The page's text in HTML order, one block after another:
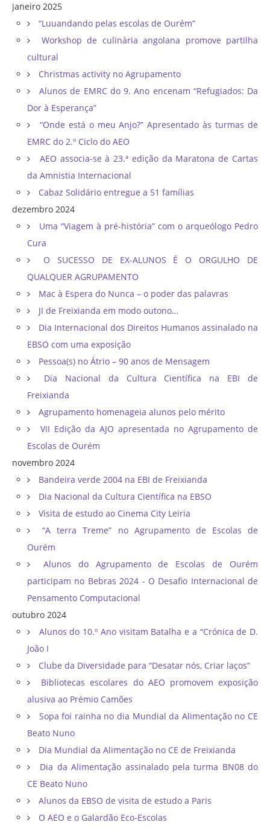
janeiro 2025
“Luuandando pelas escolas de Ourém”
Workshop de culinária angolana promove partilha
cultural
Christmas activity no Agrupamento
Alunos de EMRC do 9. Ano encenam “Refugiados: Da
Dor à Esperança”
“Onde está o meu Anjo?” Apresentado às turmas de
EMRC do 2.º Ciclo do AEO
AEO associa-se à 23.ª edição da Maratona de Cartas
da Amnistia Internacional
Cabaz Solidário entregue a 51 famílias
dezembro 2024
Uma “Viagem à pré-história” com o arqueólogo Pedro
Cura
O SUCESSO DE EX-ALUNOS É O ORGULHO DE
QUALQUER AGRUPAMENTO
Mac à Espera do Nunca – o poder das palavras
JI de Freixianda em modo outono…
Dia Internacional dos Direitos Humanos assinalado na
EBSO com uma exposição
Pessoa(s) no Átrio – 90 anos de Mensagem
Dia Nacional da Cultura Científica na EBI de
Freixianda
Agrupamento homenageia alunos pelo mérito
VII Edição da AJO apresentada no Agrupamento de
Escolas de Ourém
novembro 2024
Bandeira verde 2004 na EBI de Freixianda
Dia Nacional da Cultura Científica na EBSO
Visita de estudo ao Cinema City Leiria
“A terra Treme” no Agrupamento de Escolas de
Ourém
Alunos do Agrupamento de Escolas de Ourém
participam no Bebras 2024 - O Desafio Internacional de
Pensamento Computacional
outubro 2024
Alunos do 10.º Ano visitam Batalha e a “Crónica de D.
João I
Clube da Diversidade para “Desatar nós, Criar laços”
Bibliotecas escolares do AEO promovem exposição
alusiva ao Prémio Camões
Sopa foi rainha no dia Mundial da Alimentação no CE
Beato Nuno
Dia Mundial da Alimentação no CE de Freixianda
Dia da Alimentação assinalado pela turma BN08 do
CE Beato Nuno
Alunos da EBSO de visita de estudo a Paris
O AEO e o Galardão Eco-Escolas